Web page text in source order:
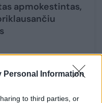
Personal Information
to third parties, or
apmokestintas,